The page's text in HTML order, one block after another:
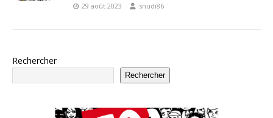
29 août 2023 snudi86
Rechercher
Rechercher